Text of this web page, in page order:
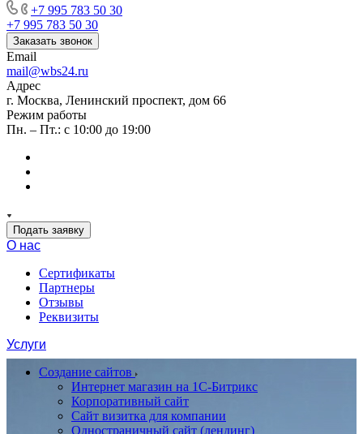
+7 995 783 50 30
+7 995 783 50 30
Заказать звонок
Email
mail@wbs24.ru
Адрес
г. Москва, Ленинский проспект, дом 66
Режим работы
Пн. – Пт.: с 10:00 до 19:00
Подать заявку
О нас
Сертификаты
Партнеры
Отзывы
Реквизиты
Услуги
Создание сайтов
Интернет магазин на 1С-Битрикс
Корпоративный сайт
Сайт визитка для компании
Одностраничный сайт (лендинг)